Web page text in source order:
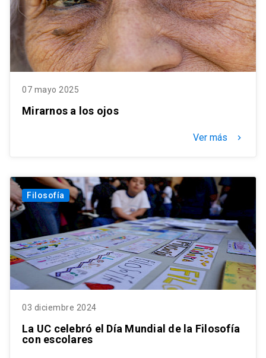
07 mayo 2025
Mirarnos a los ojos
Ver más keyboard_arrow_right
Filosofía
03 diciembre 2024
La UC celebró el Día Mundial de la Filosofía
con escolares